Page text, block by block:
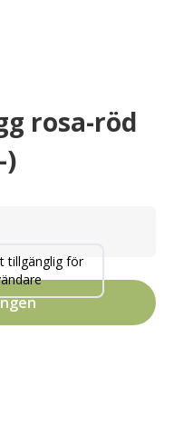
rosa-röd
tillgänglig för